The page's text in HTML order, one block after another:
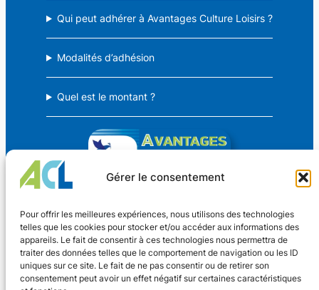
Gérer le consentement
Pour offrir les meilleures expériences, nous utilisons des technologies
telles que les cookies pour stocker et/ou accéder aux informations des
appareils. Le fait de consentir à ces technologies nous permettra de
traiter des données telles que le comportement de navigation ou les ID
uniques sur ce site. Le fait de ne pas consentir ou de retirer son
consentement peut avoir un effet négatif sur certaines caractéristiques
Qui peut adhérer à Avantages Culture Loisirs ?
Modalités d’adhésion
Quel est le montant ?
Avantages Culture Loisirs
Des avantages CSE pour TOUS !
Coordonnées